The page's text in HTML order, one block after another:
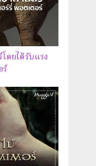
ดยได้รับแรง
ร์